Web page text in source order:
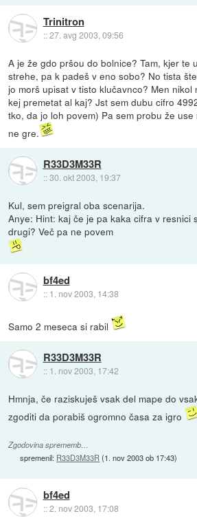
Trinitron
::27. avg 2003, 09:56
A je že gdo pršou do bolnice? Tam, kjer te
strehe, pa k padeš v eno sobo? No tista
jo morš upisat v tisto klučavnco? Men nikol
kej premetat al kaj? Jst sem dubu cifro
tko, da jo loh povem) Pa sem probu že
ne gre.
R33D3M33R
::30. okt 2003, 19:37
Kul, sem preigral oba scenarija.
Anye: Hint: kaj če je pa kaka cifra v resnici
drugi? Več pa ne povem
bf4ed
:: 1. nov 2003, 14:38
Samo 2 meseca si rabil
R33D3M33R
:: 1. nov 2003, 17:42
Hmnja, če raziskuješ vsak del mape do
zgoditi da porabiš ogromno časa za igro
Zgodovina sprememb…
spremenil: R33D3M33R (1. nov 2003 ob 17:43)
bf4ed
::2. nov 2003, 17:08